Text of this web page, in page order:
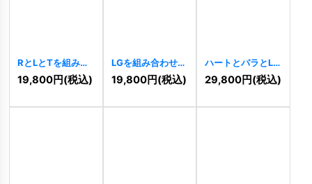
RとLとTを組み合
わせた建築ロゴ
7600
19,800円(税込)
LGを組み合わせた
大胆な六角形のロ
ゴ [ 7531 ]
19,800円(税込)
ハートとバラとL
のロゴ [7354]
29,800円(税込)